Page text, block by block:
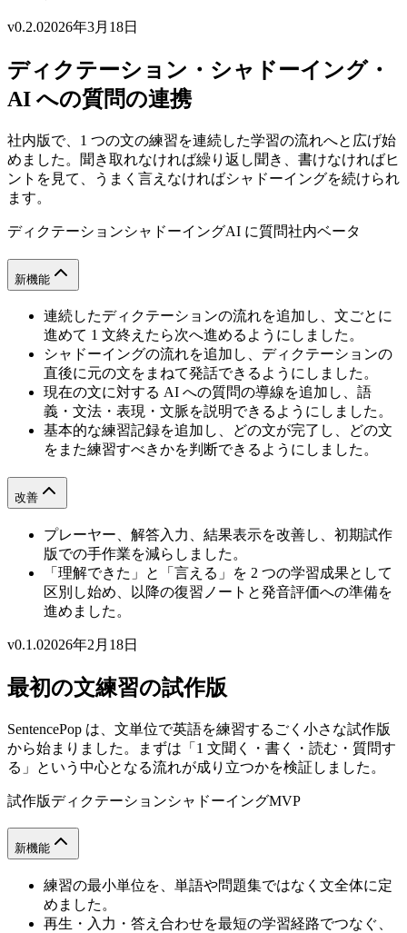
v0.2.02026年3月18日
ディクテーション・シャドーイング・
AI への質問の連携
社内版で、1 つの文の練習を連続した学習の流れへと広げ始
めました。聞き取れなければ繰り返し聞き、書けなければヒ
ントを見て、うまく言えなければシャドーイングを続けられ
ます。
ディクテーションシャドーイングAI に質問社内ベータ
新機能
連続したディクテーションの流れを追加し、文ごとに
進めて 1 文終えたら次へ進めるようにしました。
シャドーイングの流れを追加し、ディクテーションの
直後に元の文をまねて発話できるようにしました。
現在の文に対する AI への質問の導線を追加し、語
義・文法・表現・文脈を説明できるようにしました。
基本的な練習記録を追加し、どの文が完了し、どの文
をまた練習すべきかを判断できるようにしました。
改善
プレーヤー、解答入力、結果表示を改善し、初期試作
版での手作業を減らしました。
「理解できた」と「言える」を 2 つの学習成果として
区別し始め、以降の復習ノートと発音評価への準備を
進めました。
v0.1.02026年2月18日
最初の文練習の試作版
SentencePop は、文単位で英語を練習するごく小さな試作版
から始まりました。まずは「1 文聞く・書く・読む・質問す
る」という中心となる流れが成り立つかを検証しました。
試作版ディクテーションシャドーイングMVP
新機能
練習の最小単位を、単語や問題集ではなく文全体に定
めました。
再生・入力・答え合わせを最短の学習経路でつなぐ、